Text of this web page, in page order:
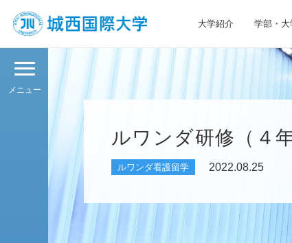
大学紹介 学部・大
メニュー
ルワンダ研修（４
ルワンダ看護留学 2022.08.25